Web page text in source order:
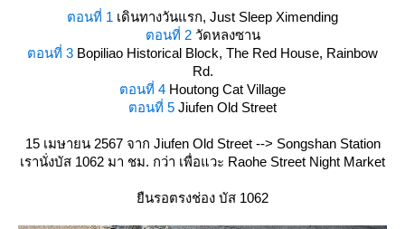
ตอนที่ 1 เดินทางวันแรก, Just Sleep Ximending
ตอนที่ 2วัดหลงซาน
ตอนที่ 3 Bopiliao Historical Block, The Red House, Rainbow
Rd.
ตอนที่ 4 Houtong Cat Village
ตอนที่ 5 Jiufen Old Street
15 เมษายน 2567 จาก Jiufen Old Street --> Songshan Station
เรานั่งบัส 1062 มา ชม. กว่า เพื่อแวะ Raohe Street Night Market
ืนรอตรงช่อง บัส 1062